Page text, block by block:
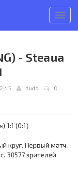
меню
- Steaua
dudd
0
1:1 (0:1)
круг. Первый матч.
30577 зрителей